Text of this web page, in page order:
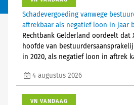
Schadevergoeding vanwege
aftrekbaar als negatief loon in jaar
Rechtbank Gelderland oordeelt dat
hoofde van
in 2020, als negatief loon in aftrek
4 augustus 2026
VN VANDAAG